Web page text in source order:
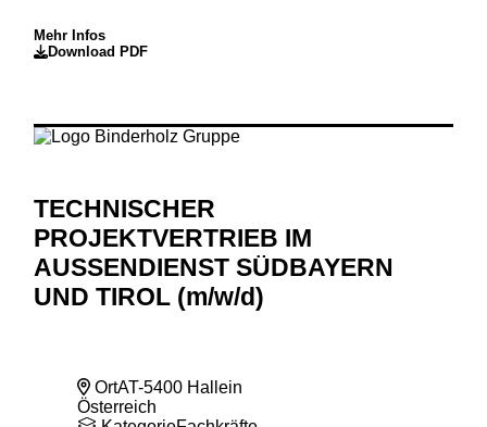
Mehr Infos
Download PDF
TECHNISCHER
PROJEKTVERTRIEB IM
AUSSENDIENST SÜDBAYERN
UND TIROL (m/w/d)
OrtAT-5400 Hallein
Österreich